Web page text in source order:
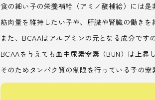
食の細い子の栄養補給（アミノ酸補給）には是
筋肉量を維持したい子や、肝臓や腎臓の働き
また、BCAAはアルブミンの元となる成分です
BCAAを与えても血中尿素窒素（BUN）は上昇
そのためタンパク質の制限を行っている子の